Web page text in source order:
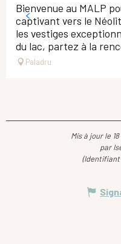
Bienvenue au MALP
captivant vers le
les vestiges
du lac, partez à la
Paladru
Mis à jour le
par